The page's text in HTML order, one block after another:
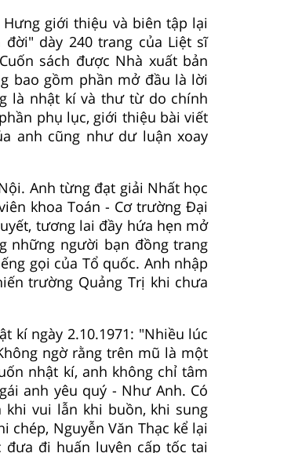
giới thiệu và biên tập lại
dày 240 trang của Liệt sĩ
sách được Nhà xuất bản
bao gồm phần mở đầu là lời
là nhật kí và thư từ do chính
phụ lục, giới thiệu bài viết
anh cũng như dư luận xoay
Anh từng đạt giải Nhất học
khoa Toán - Cơ trường Đại
tương lai đầy hứa hẹn mở
những người bạn đồng trang
gọi của Tổ quốc. Anh nhập
trường Quảng Trị khi chưa
kí ngày 2.10.1971: "Nhiều lúc
ngờ rằng trên mũ là một
nhật kí, anh không chỉ tâm
anh yêu quý - Như Anh. Có
vui lẫn khi buồn, khi sung
chép, Nguyễn Văn Thạc kể lại
đi huấn luyện cấp tốc tại